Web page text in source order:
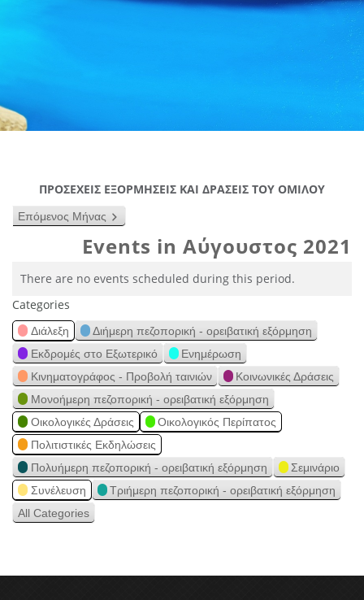
ΠΡΟΣΕΧΕΙΣ ΕΞΟΡΜΗΣΕΙΣ ΚΑΙ ΔΡΑΣΕΙΣ ΤΟΥ ΟΜΙΛΟΥ
Επόμενος Μήνας
Events in Αύγουστος 2021
There are no events scheduled during this period.
Categories
Διάλεξη
Διήμερη πεζοπορική - ορειβατική εξόρμηση
Εκδρομές στο Εξωτερικό
Ενημέρωση
Κινηματογράφος - Προβολή ταινιών
Κοινωνικές Δράσεις
Μονοήμερη πεζοπορική - ορειβατική εξόρμηση
Οικολογικές Δράσεις
Οικολογικός Περίπατος
Πολιτιστικές Εκδηλώσεις
Πολυήμερη πεζοπορική - ορειβατική εξόρμηση
Σεμινάριο
Συνέλευση
Τριήμερη πεζοπορική - ορειβατική εξόρμηση
All Categories